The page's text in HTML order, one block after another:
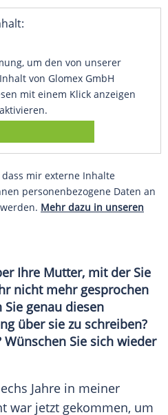
um den von unserer
von Glomex GmbH
mit einem Klick anzeigen
mir externe Inhalte
personenbezogene Daten an
Mehr dazu in unseren
Ihre Mutter, mit der Sie
nicht mehr gesprochen
genau diesen
über sie zu schreiben?
Sie sich wieder
Jahre in meiner
war jetzt gekommen, um